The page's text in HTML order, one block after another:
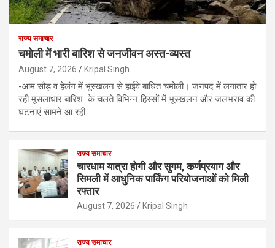
राज्य समाचार
चमोली में भारी बारिश से जनजीवन अस्त-व्यस्त
August 7, 2026 Kripal Singh
-आम सौड़ व हेलंग में भूस्खलन से हाईवे बाधित चमोली। जनपद में लगातार हो
रही मूसलाधार बारिश के चलते विभिन्न हिस्सों में भूस्खलन और जलभराव की
घटनाएं सामने आ रही…
राज्य समाचार
चारधाम यात्रा होगी और सुगम, कर्णप्रयाग और
सिमली में आधुनिक पार्किंग परियोजनाओं को मिली
रफ्तार
August 7, 2026 Kripal Singh
राज्य समाचार